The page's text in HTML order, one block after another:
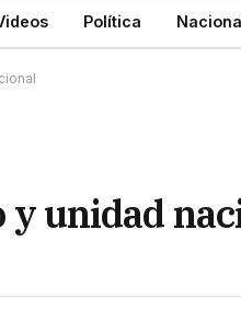
Política
unidad